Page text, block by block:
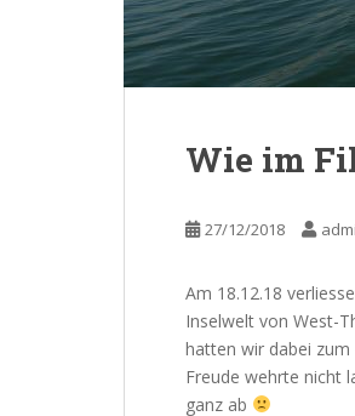
Wie im
27/12/2018
Am 18.12.18
Inselwelt von West-
hatten wir dabei
Freude wehrte nicht
ganz ab